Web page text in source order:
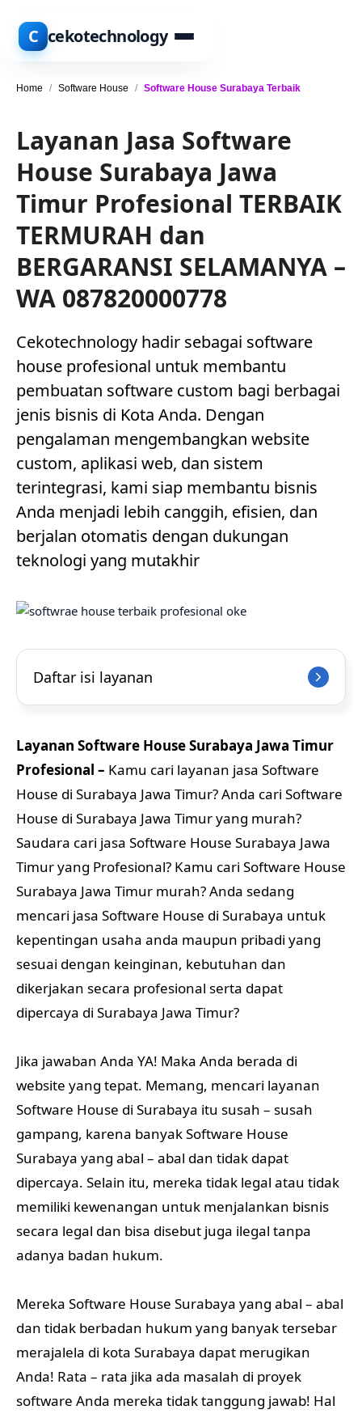
C cekotechnology
Home / Software House / Software House Surabaya Terbaik
Layanan Jasa Software
House Surabaya Jawa
Timur Profesional TERBAIK
TERMURAH dan
BERGARANSI SELAMANYA –
WA 087820000778
Cekotechnology hadir sebagai software
house profesional untuk membantu
pembuatan software custom bagi berbagai
jenis bisnis di Kota Anda. Dengan
pengalaman mengembangkan website
custom, aplikasi web, dan sistem
terintegrasi, kami siap membantu bisnis
Anda menjadi lebih canggih, efisien, dan
berjalan otomatis dengan dukungan
teknologi yang mutakhir
Daftar isi layanan
Layanan Software House Surabaya Jawa Timur
Profesional – Kamu cari layanan jasa Software
House di Surabaya Jawa Timur? Anda cari Software
House di Surabaya Jawa Timur yang murah?
Saudara cari jasa Software House Surabaya Jawa
Timur yang Profesional? Kamu cari Software House
Surabaya Jawa Timur murah? Anda sedang
mencari jasa Software House di Surabaya untuk
kepentingan usaha anda maupun pribadi yang
sesuai dengan keinginan, kebutuhan dan
dikerjakan secara profesional serta dapat
dipercaya di Surabaya Jawa Timur?
Jika jawaban Anda YA! Maka Anda berada di
website yang tepat. Memang, mencari layanan
Software House di Surabaya itu susah – susah
gampang, karena banyak Software House
Surabaya yang abal – abal dan tidak dapat
dipercaya. Selain itu, mereka tidak legal atau tidak
memiliki kewenangan untuk menjalankan bisnis
secara legal dan bisa disebut juga ilegal tanpa
adanya badan hukum.
Mereka Software House Surabaya yang abal – abal
dan tidak berbadan hukum yang banyak tersebar
merajalela di kota Surabaya dapat merugikan
Anda! Rata – rata jika ada masalah di proyek
software Anda mereka tidak tanggung jawab! Hal